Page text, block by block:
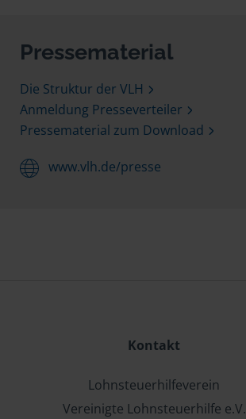
Pressematerial
Die Struktur der VLH
Anmeldung Presseverteiler
Pressematerial zum Download
www.vlh.de/presse
Kontakt
Lohnsteuerhilfeverein
Vereinigte Lohnsteuerhilfe e.V.